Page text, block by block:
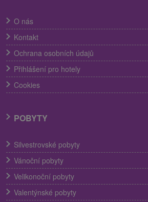
O nás
Kontakt
Ochrana osobních údajů
Přihlášení pro hotely
Cookies
POBYTY
Silvestrovské pobyty
Vánoční pobyty
Velikonoční pobyty
Valentýnské pobyty